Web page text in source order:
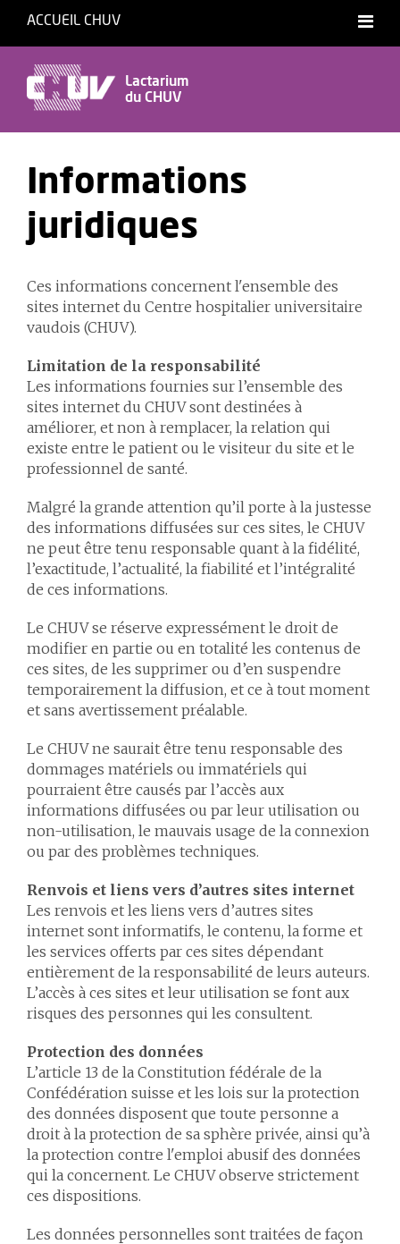
ACCUEIL CHUV
Lactarium
du CHUV
Informations
juridiques
Ces informations concernent l'ensemble des
sites internet du Centre hospitalier universitaire
vaudois (CHUV).
Limitation de la responsabilité
Les informations fournies sur l’ensemble des
sites internet du CHUV sont destinées à
améliorer, et non à remplacer, la relation qui
existe entre le patient ou le visiteur du site et le
professionnel de santé.
Malgré la grande attention qu’il porte à la justesse
des informations diffusées sur ces sites, le CHUV
ne peut être tenu responsable quant à la fidélité,
l’exactitude, l’actualité, la fiabilité et l’intégralité
de ces informations.
Le CHUV se réserve expressément le droit de
modifier en partie ou en totalité les contenus de
ces sites, de les supprimer ou d’en suspendre
temporairement la diffusion, et ce à tout moment
et sans avertissement préalable.
Le CHUV ne saurait être tenu responsable des
dommages matériels ou immatériels qui
pourraient être causés par l’accès aux
informations diffusées ou par leur utilisation ou
non-utilisation, le mauvais usage de la connexion
ou par des problèmes techniques.
Renvois et liens vers d’autres sites internet
Les renvois et les liens vers d’autres sites
internet sont informatifs, le contenu, la forme et
les services offerts par ces sites dépendant
entièrement de la responsabilité de leurs auteurs.
L’accès à ces sites et leur utilisation se font aux
risques des personnes qui les consultent.
Protection des données
L’article 13 de la Constitution fédérale de la
Confédération suisse et les lois sur la protection
des données disposent que toute personne a
droit à la protection de sa sphère privée, ainsi qu’à
la protection contre l'emploi abusif des données
qui la concernent. Le CHUV observe strictement
ces dispositions.
Les données personnelles sont traitées de façon